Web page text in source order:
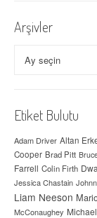
Arşivler
Etiket Bulutu
Adam Driver Altan
Cooper Brad Pitt
Farrell Colin Firth
Jessica Chastain
Liam Neeson
McConaughey